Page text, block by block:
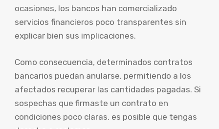
ocasiones, los bancos han comercializado
servicios financieros poco transparentes sin
explicar bien sus implicaciones.
Como consecuencia, determinados contratos
bancarios puedan anularse, permitiendo a los
afectados recuperar las cantidades pagadas. Si
sospechas que firmaste un contrato en
condiciones poco claras, es posible que tengas